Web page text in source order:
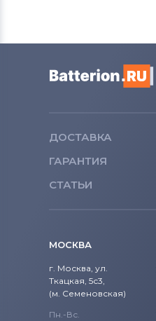
ДОСТАВКА
ГАРАНТИЯ
СТАТЬИ
МОСКВА
г. Москва, ул.
Ткацкая, 5с3,
(м. Семеновская)
Пн.-Вс.